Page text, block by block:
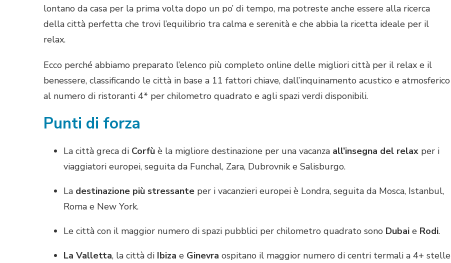
lontano da casa per la prima volta dopo un po’ di tempo, ma potreste anche essere alla ricerca
della città perfetta che trovi l’equilibrio tra calma e serenità e che abbia la ricetta ideale per il
relax.
Ecco perché abbiamo preparato l’elenco più completo online delle migliori città per il relax e il
benessere, classificando le città in base a 11 fattori chiave, dall’inquinamento acustico e atmosferico
al numero di ristoranti 4* per chilometro quadrato e agli spazi verdi disponibili.
Punti di forza
La città greca di Corfù è la migliore destinazione per una vacanza all’insegna del relax per i
viaggiatori europei, seguita da Funchal, Zara, Dubrovnik e Salisburgo.
La destinazione più stressante per i vacanzieri europei è Londra, seguita da Mosca, Istanbul,
Roma e New York.
Le città con il maggior numero di spazi pubblici per chilometro quadrato sono Dubai e Rodi.
La Valletta, la città di Ibiza e Ginevra ospitano il maggior numero di centri termali a 4+ stelle